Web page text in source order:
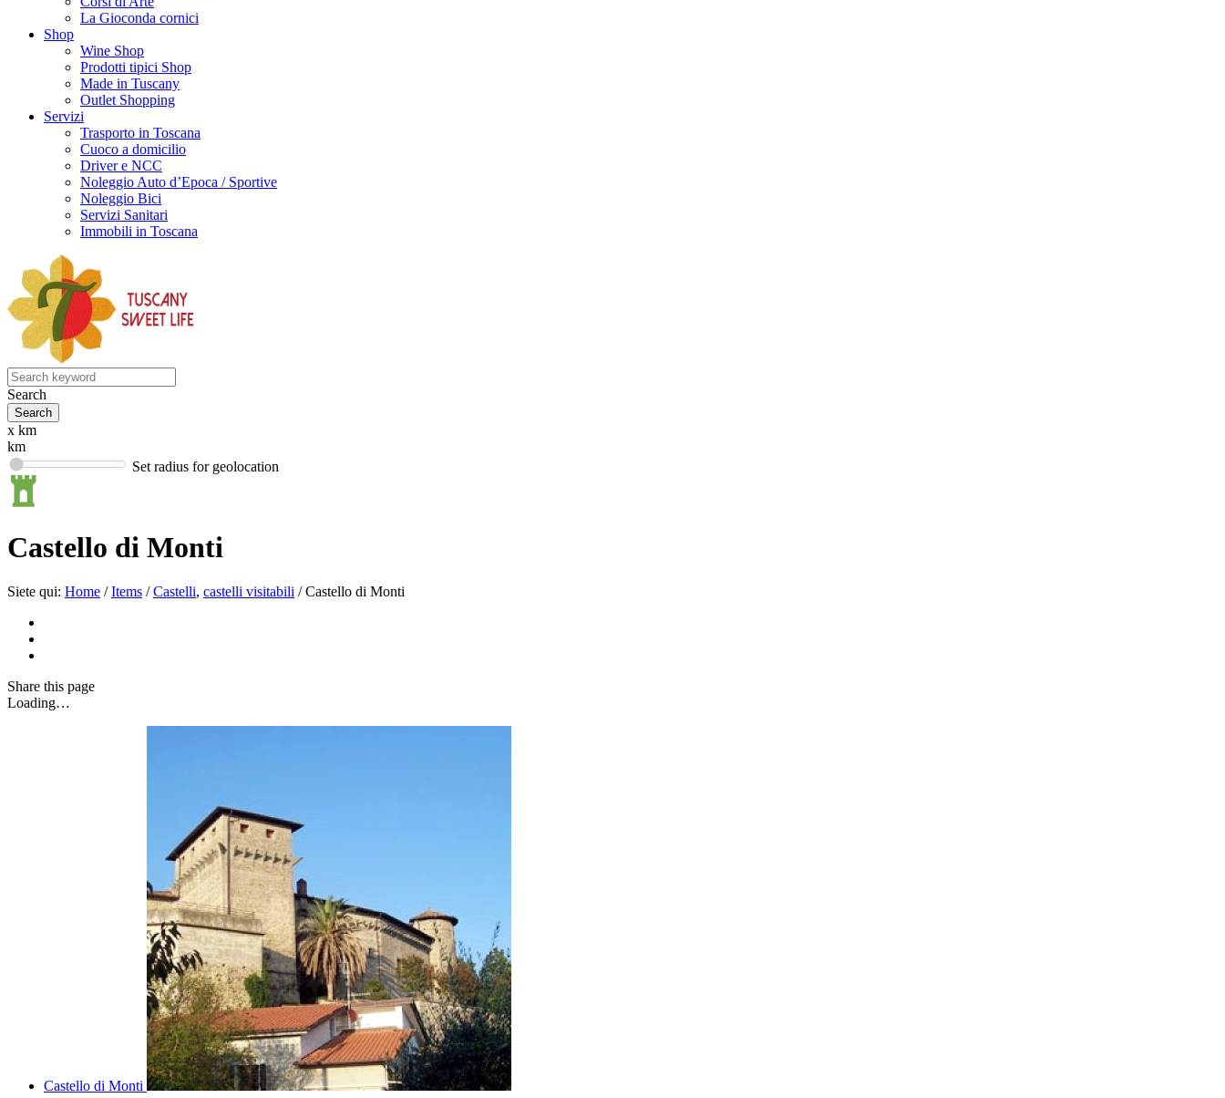
La Gioconda cornici
Shop
Wine Shop
Prodotti tipici Shop
Made in Tuscany
Outlet Shopping
Servizi
Trasporto in Toscana
Cuoco a domicilio
Driver e NCC
Noleggio Auto d’Epoca / Sportive
Noleggio Bici
Servizi Sanitari
Immobili in Toscana
Search
x km
km
Set radius for geolocation
Castello di Monti
Siete qui: Home / Items / Castelli, castelli visitabili / Castello di Monti
Share this page
Loading…
Castello di Monti